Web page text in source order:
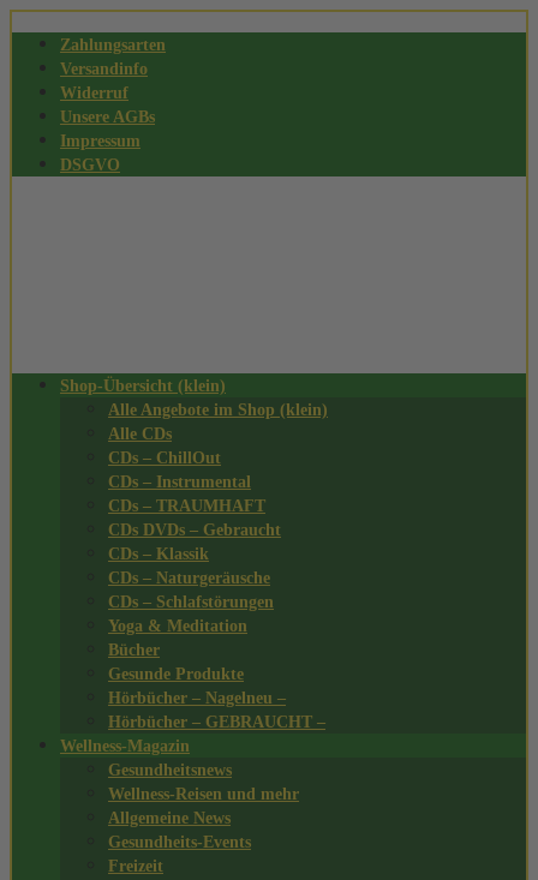
Zahlungsarten
Versandinfo
Widerruf
Unsere AGBs
Impressum
DSGVO
Shop-Übersicht (klein)
Alle Angebote im Shop (klein)
Alle CDs
CDs – ChillOut
CDs – Instrumental
CDs – TRAUMHAFT
CDs DVDs – Gebraucht
CDs – Klassik
CDs – Naturgeräusche
CDs – Schlafstörungen
Yoga & Meditation
Bücher
Gesunde Produkte
Hörbücher – Nagelneu –
Hörbücher – GEBRAUCHT –
Wellness-Magazin
Gesundheitsnews
Wellness-Reisen und mehr
Allgemeine News
Gesundheits-Events
Freizeit